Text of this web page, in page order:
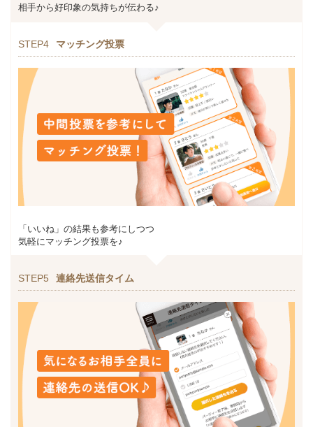
相手から好印象の気持ちが伝わる♪
STEP4 マッチング投票
「いいね」の結果も参考にしつつ
気軽にマッチング投票を♪
STEP5 連絡先送信タイム